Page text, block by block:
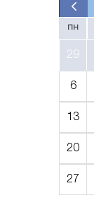
ПН
29
6
13
20
27